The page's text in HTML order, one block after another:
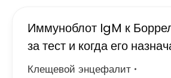
Иммуноблот IgM к
за тест и когда его
Клещевой энцефалит